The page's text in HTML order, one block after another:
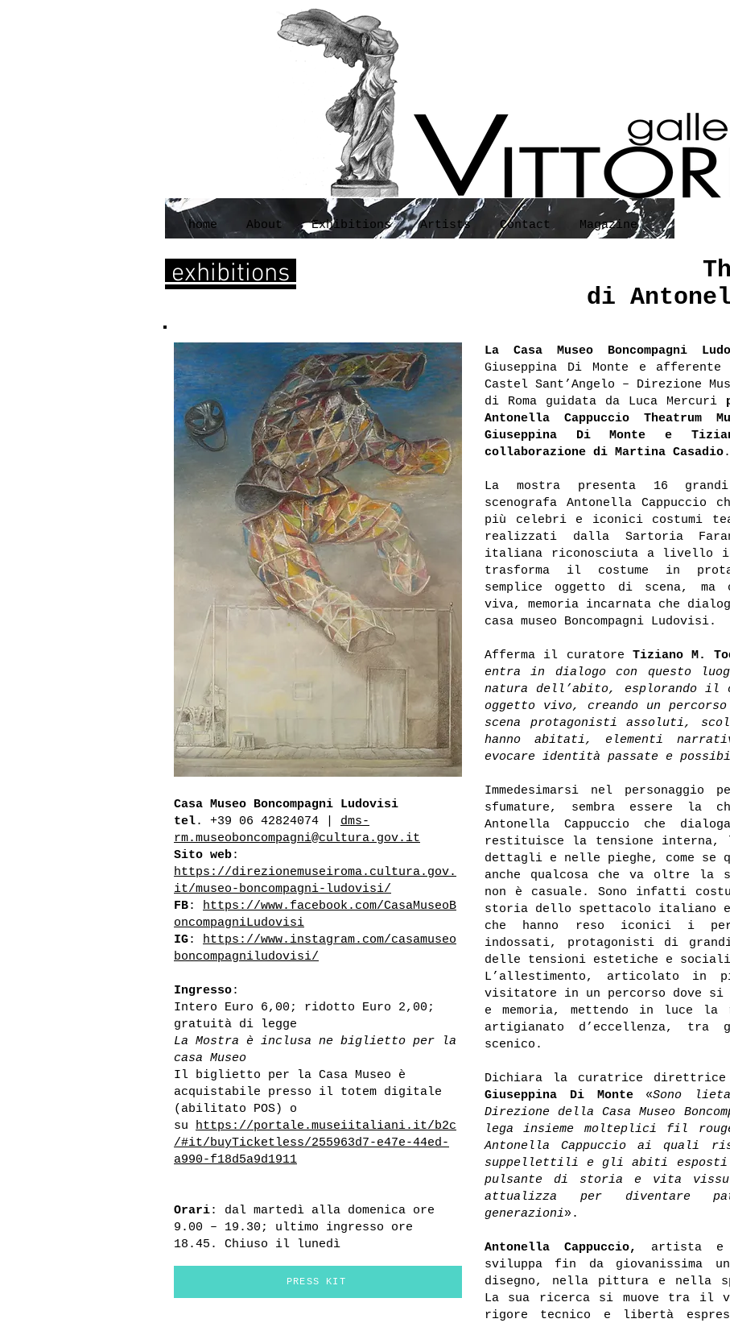
home About Exhibitions Artists Contact Magazine
exhibitions
di
Casa Museo Boncompagni Ludovisi
tel. +39 06 42824074 | dms-
rm.museoboncompagni@cultura.gov.it
Sito web:
https://direzionemuseiroma.cultura.gov.
it/museo-boncompagni-ludovisi/
FB: https://www.facebook.com/CasaMuseoB
oncompagniLudovisi
IG: https://www.instagram.com/casamuseo
boncompagniludovisi/
Ingresso:
Intero Euro 6,00; ridotto Euro 2,00;
gratuità di legge
La Mostra è inclusa ne biglietto per la
casa Museo
Il biglietto per la Casa Museo è
acquistabile presso il totem digitale
(abilitato POS) o
su https://portale.museiitaliani.it/b2c
/#it/buyTicketless/255963d7-e47e-44ed-
a990-f18d5a9d1911
Orari: dal martedì alla domenica ore
9.00 – 19.30; ultimo ingresso ore
18.45. Chiuso il lunedì
PRESS KIT
La Casa Museo Boncompagni
Giuseppina Di Monte e
Castel Sant’Angelo – Direzione
di Roma guidata da Luca Mercuri
Antonella Cappuccio
Giuseppina Di Monte e
collaborazione di Martina Casadio.
La mostra presenta 16
scenografa Antonella Cappuccio
più celebri e iconici costumi
realizzati dalla Sartoria
italiana riconosciuta a livello
trasforma il costume in
semplice oggetto di scena, ma
viva, memoria incarnata che
casa museo Boncompagni Ludovisi.
Afferma il curatore Tiziano M.
entra in dialogo con questo
natura dell’abito, esplorando il
oggetto vivo, creando un
scena protagonisti assoluti,
hanno abitati, elementi
evocare identità passate e
Immedesimarsi nel
sfumature, sembra essere la
Antonella Cappuccio che
restituisce la tensione
dettagli e nelle pieghe, come se
anche qualcosa che va oltre la
non è casuale. Sono infatti
storia dello spettacolo italiano
che hanno reso iconici i
indossati, protagonisti di
delle tensioni estetiche e sociali
L’allestimento, articolato in
visitatore in un percorso dove
e memoria, mettendo in luce
artigianato d’eccellenza, tra
scenico.
Dichiara la curatrice direttrice
Giuseppina Di Monte«Sono
Direzione della Casa Museo
lega insieme molteplici fil
Antonella Cappuccio ai quali
suppellettili e gli abiti esposti
pulsante di storia e vita
attualizza per diventare
generazioni».
Antonella Cappuccio,
artista e
sviluppa fin da giovanissima
disegno, nella pittura e nella
La sua ricerca si muove tra
rigore tecnico e libertà